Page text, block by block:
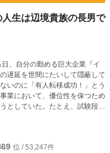
生は辺境貴族の長男で
、自分の勤める巨大企業『イ
遅延を世間にたいして隠蔽して
いのに「有人転移成功！」とう
業において、優位性を保つため
としていた。たとえ、試験段階
実験の無謀さを指摘した伊介
転移装置の実験という名目でこ
の異世界に転生していた。 辺
位 / 53,247件